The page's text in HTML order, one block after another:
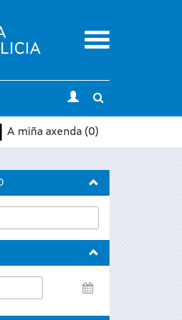
Menu
search
A miña axenda (0)